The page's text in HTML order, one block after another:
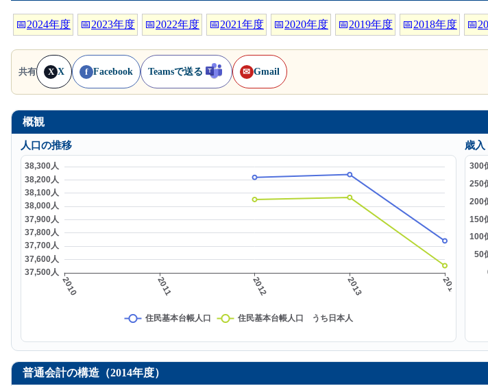
📅2024年度 📅2023年度 📅2022年度 📅2021年度 📅2020年度 📅2019年度 📅2018年度 📅
共有 X X f Facebook Teamsで送る ✉ Gmail
概観
人口の推移
歳入
普通会計の構造（2014年度）